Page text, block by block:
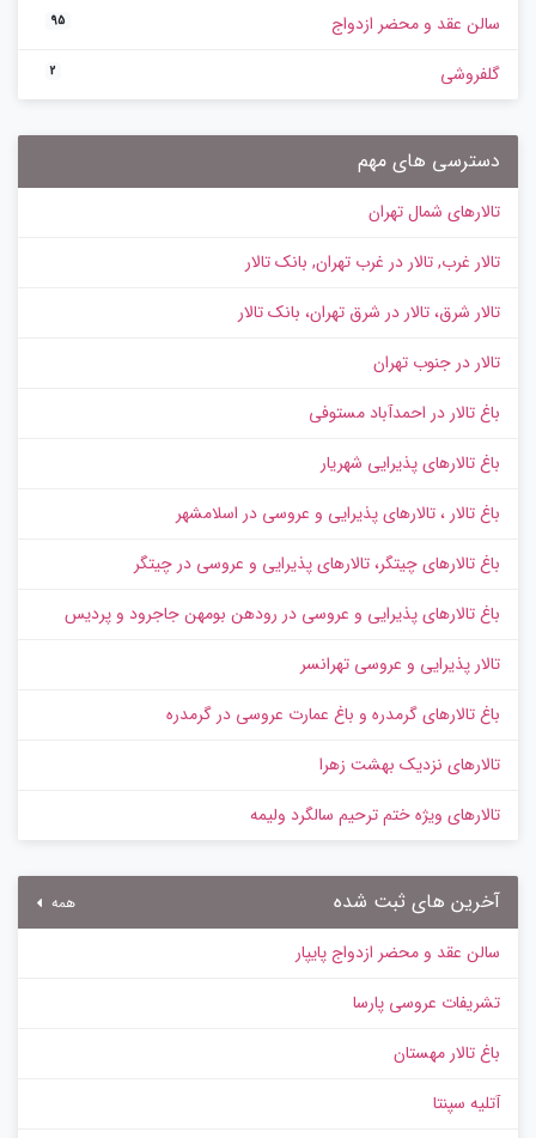
سالن عقد و محضر ازدواج 95
گلفروشی 2
دسترسی های مهم
تالارهای شمال تهران
تالار غرب, تالار در غرب تهران, بانک تالار
تالار شرق، تالار در شرق تهران، بانک تالار
تالار در جنوب تهران
باغ تالار در احمدآباد مستوفی
باغ تالارهای پذیرایی شهریار
باغ تالار ، تالارهای پذیرایی و عروسی در اسلامشهر
باغ تالارهای چیتگر، تالارهای پذیرایی و عروسی در چیتگر
باغ تالارهای پذیرایی و عروسی در رودهن بومهن جاجرود و پردیس
تالار پذیرایی و عروسی تهرانسر
باغ تالارهای گرمدره و باغ عمارت عروسی در گرمدره
تالارهای نزدیک بهشت زهرا
تالارهای ویژه ختم ترحیم سالگرد ولیمه
آخرین های ثبت شده همه
سالن عقد و محضر ازدواج پایپار
تشریفات عروسی پارسا
باغ تالار مهستان
آتلیه سپنتا